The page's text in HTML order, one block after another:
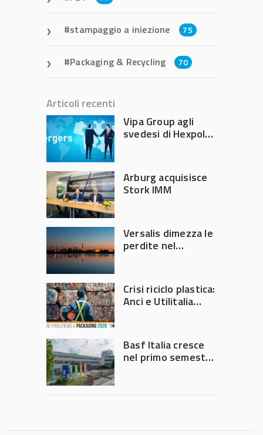
stampaggio a iniezione 75
Packaging & Recycling 70
Articoli recenti
Vipa Group agli
svedesi di Hexpol
Arburg acquisisce
Stork IMM
Versalis dimezza le
perdite nel
Crisi riciclo plastica:
Anci e Utilitalia
Governo
Basf Italia cresce
nel primo semestre